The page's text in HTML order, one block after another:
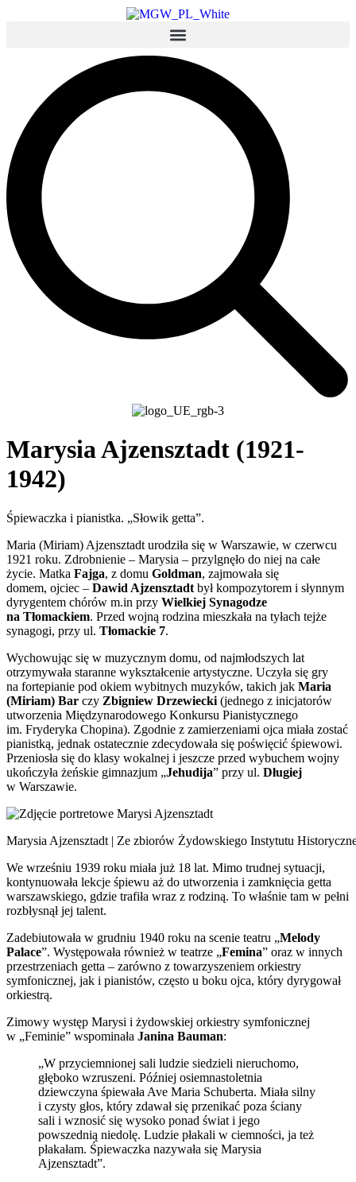
Marysia Ajzensztadt (1921-
1942)
Śpiewaczka i pianistka. „Słowik getta”.
Maria (Miriam) Ajzensztadt urodziła się w Warszawie, w czerwcu
1921 roku. Zdrobnienie – Marysia – przylgnęło do niej na całe
życie. Matka Fajga, z domu Goldman, zajmowała się
domem, ojciec – Dawid Ajzensztadt był kompozytorem i słynnym
dyrygentem chórów m.in przy Wielkiej Synagodze
na Tłomackiem. Przed wojną rodzina mieszkała na tyłach tejże
synagogi, przy ul. Tłomackie 7.
Wychowując się w muzycznym domu, od najmłodszych lat
otrzymywała staranne wykształcenie artystyczne. Uczyła się gry
na fortepianie pod okiem wybitnych muzyków, takich jak Maria
(Miriam) Bar czy Zbigniew Drzewiecki (jednego z inicjatorów
utworzenia Międzynarodowego Konkursu Pianistycznego
im. Fryderyka Chopina). Zgodnie z zamierzeniami ojca miała zostać
pianistką, jednak ostatecznie zdecydowała się poświęcić śpiewowi.
Przeniosła się do klasy wokalnej i jeszcze przed wybuchem wojny
ukończyła żeńskie gimnazjum „Jehudija” przy ul. Długiej
w Warszawie.
Marysia Ajzensztadt | Ze zbiorów Żydowskiego Instytutu
We wrześniu 1939 roku miała już 18 lat. Mimo trudnej sytuacji,
kontynuowała lekcje śpiewu aż do utworzenia i zamknięcia getta
warszawskiego, gdzie trafiła wraz z rodziną. To właśnie tam w pełni
rozbłysnął jej talent.
Zadebiutowała w grudniu 1940 roku na scenie teatru „Melody
Palace”. Występowała również w teatrze „Femina” oraz w innych
przestrzeniach getta – zarówno z towarzyszeniem orkiestry
symfonicznej, jak i pianistów, często u boku ojca, który dyrygował
orkiestrą.
Zimowy występ Marysi i żydowskiej orkiestry symfonicznej
w „Feminie” wspominała Janina Bauman:
„W przyciemnionej sali ludzie siedzieli nieruchomo,
głęboko wzruszeni. Później osiemnastoletnia
dziewczyna śpiewała Ave Maria Schuberta. Miała silny
i czysty głos, który zdawał się przenikać poza ściany
sali i wznosić się wysoko ponad świat i jego
powszednią niedolę. Ludzie płakali w ciemności, ja też
płakałam. Śpiewaczka nazywała się Marysia
Ajzensztadt”.